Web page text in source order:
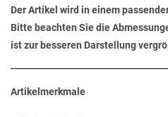
Der Artikel wird in einem
Bitte beachten Sie die
ist zur besseren Darstellung
Artikelmerkmale